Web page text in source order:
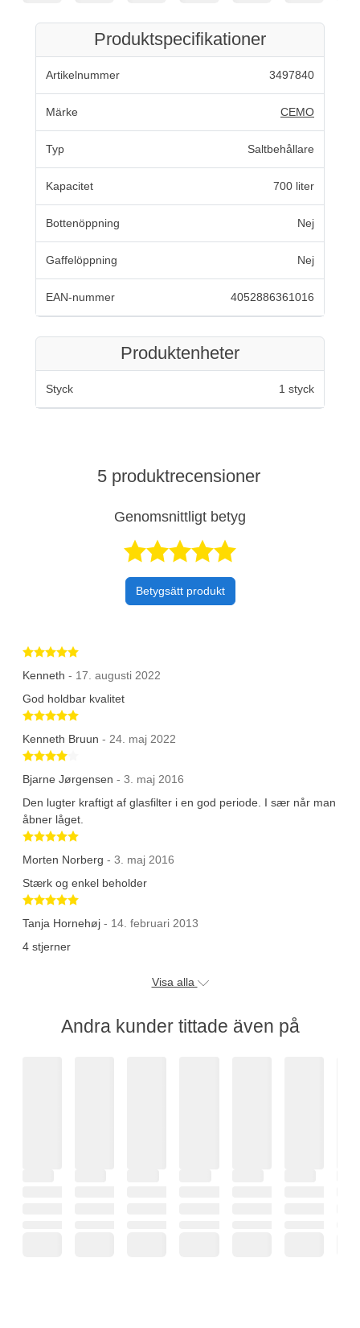
Produktspecifikationer
Artikelnummer 3497840
Märke CEMO
Typ Saltbehållare
Kapacitet 700 liter
Bottenöppning Nej
Gaffelöppning Nej
EAN-nummer 4052886361016
Produktenheter
Styck 1 styck
5 produktrecensioner
Genomsnittligt betyg
Betygsatt 4,8
Betygsätt produkt
Betygsatt 5 av 5 stjärnor
Kenneth - 17. augusti 2022
God holdbar kvalitet
Betygsatt 5 av 5 stjärnor
Kenneth Bruun - 24. maj 2022
Bjarne Jørgensen - 3. maj 2016
Den lugter kraftigt af glasfilter i en god periode. I sær når man
åbner låget.
Betygsatt 5 av 5 stjärnor
Morten Norberg - 3. maj 2016
Stærk og enkel beholder
Betygsatt 5 av 5 stjärnor
Tanja Hornehøj - 14. februari 2013
4 stjerner
Visa alla
Andra kunder tittade även på